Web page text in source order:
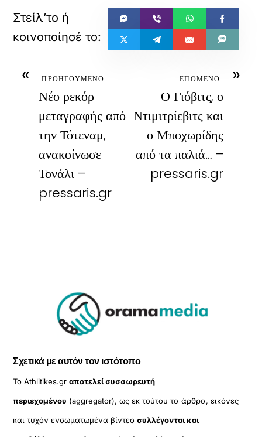
« ΠΡΟΗΓΟΥΜΕΝΟ
Νέο ρεκόρ
μεταγραφής από
την Τότεναμ,
ανακοίνωσε
Τονάλι –
pressaris.gr
»
ΕΠΟΜΕΝΟ
Ο Γιόβιτς, ο
Ντιμιτρίεβιτς και
ο Μποχωρίδης
από τα παλιά… –
pressaris.gr
Σχετικά με αυτόν τον ιστότοπο
Το Athlitikes.grαποτελεί συσσωρευτή
περιεχομένου (aggregator), ως εκ τούτου τα άρθρα, εικόνες
και τυχόν ενσωματωμένα βίντεοσυλλέγονται και